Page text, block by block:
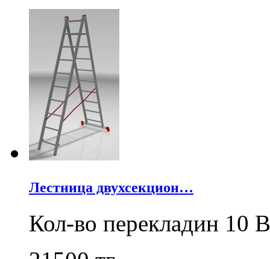
Лестница двухсекцион…
Кол-во перекладин 10